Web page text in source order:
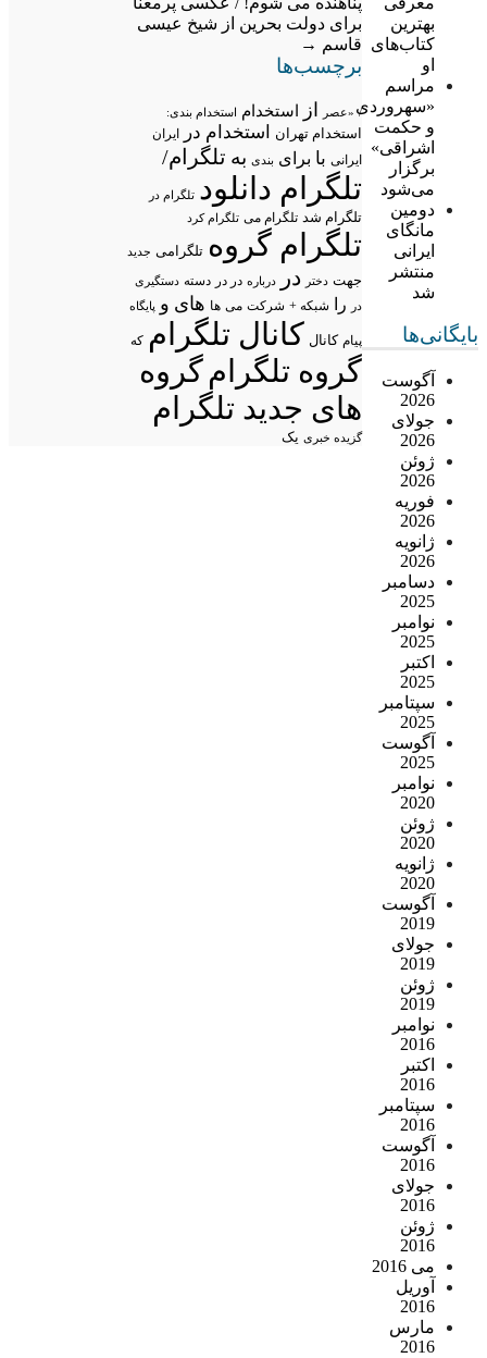
بهترین
کتاب‌های
او
مراسم
«سهروردی
و حکمت
اشراقی»
برگزار
می‌شود
دومین
مانگای
ایرانی
منتشر
شد
بایگانی‌ها
آگوست
2026
جولای
2026
ژوئن
2026
فوریه
2026
ژانویه
2026
دسامبر
2025
نوامبر
2025
اکتبر
2025
سپتامبر
2025
آگوست
2025
نوامبر
2020
ژوئن
2020
ژانویه
2020
آگوست
2019
جولای
2019
ژوئن
2019
نوامبر
2016
اکتبر
2016
سپتامبر
2016
آگوست
2016
جولای
2016
ژوئن
2016
می 2016
آوریل
2016
مارس
2016
برای دولت بحرین از شیخ عیسی
قاسم →
برچسب‌ها
/ «عصر از استخدام استخدام بندی:
استخدام تهران استخدام در ایران
ایرانی با برای بندی به تلگرام/
تلگرام دانلود تلگرام در
تلگرام شد تلگرام می تلگرام کرد
تلگرام گروه تلگرامی جدید
جهت دختر در درباره در در دسته دستگیری
در
را شبکه + شرکت می ها های و پایگاه
پیام کانال کانال تلگرام که
گروه تلگرامگروه
های جدید تلگرام
گزیده خبری یک